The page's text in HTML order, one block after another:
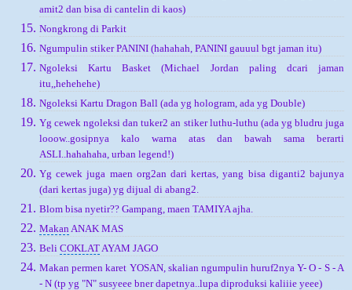
amit2 dan bisa di cantelin di kaos)
Nongkrong di Parkit
Ngumpulin stiker PANINI (hahahah, PANINI gauuul bgt jaman itu)
Ngoleksi Kartu Basket (Michael Jordan paling dcari jaman
itu,,hehehehe)
Ngoleksi Kartu Dragon Ball (ada yg hologram, ada yg Double)
Yg cewek ngoleksi dan tuker2 an stiker luthu-luthu (ada yg bludru juga
looow..gosipnya kalo warna atas dan bawah sama berarti
ASLI..hahahaha, urban legend!)
Yg cewek juga maen org2an dari kertas, yang bisa diganti2 bajunya
(dari kertas juga) yg dijual di abang2.
Blom bisa nyetir?? Gampang, maen TAMIYA ajha.
Makan ANAK MAS
Beli COKLAT AYAM JAGO
Makan permen karet YOSAN, skalian ngumpulin huruf2nya Y- O - S - A
- N (tp yg "N" susyeee bner dapetnya..lupa diproduksi kaliiie yeee)